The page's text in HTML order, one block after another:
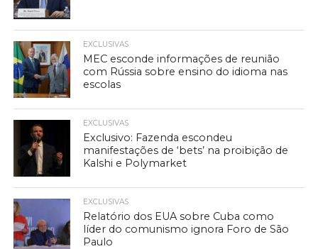
EXCLUSIVAS
MEC esconde informações de reunião
com Rússia sobre ensino do idioma nas
escolas
EXCLUSIVAS
Exclusivo: Fazenda escondeu
manifestações de ‘bets’ na proibição de
Kalshi e Polymarket
EXCLUSIVAS
Relatório dos EUA sobre Cuba como
líder do comunismo ignora Foro de São
Paulo